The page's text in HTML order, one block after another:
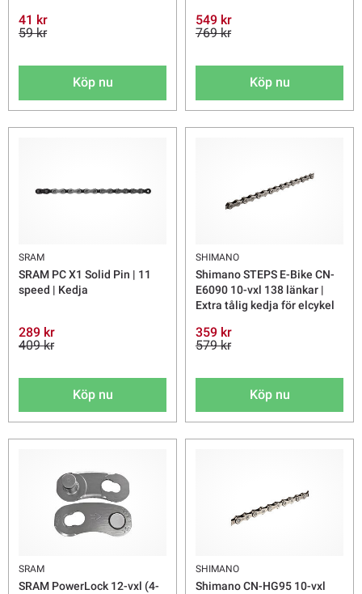
41 kr
59 kr
Köp nu
549 kr
769 kr
Köp nu
SRAM
SRAM PC X1 Solid Pin | 11
speed | Kedja
289 kr
409 kr
Köp nu
SHIMANO
Shimano STEPS E-Bike CN-
E6090 10-vxl 138 länkar |
Extra tålig kedja för elcykel
359 kr
579 kr
Köp nu
SRAM
SRAM PowerLock 12-vxl (4-
SHIMANO
Shimano CN-HG95 10-vxl